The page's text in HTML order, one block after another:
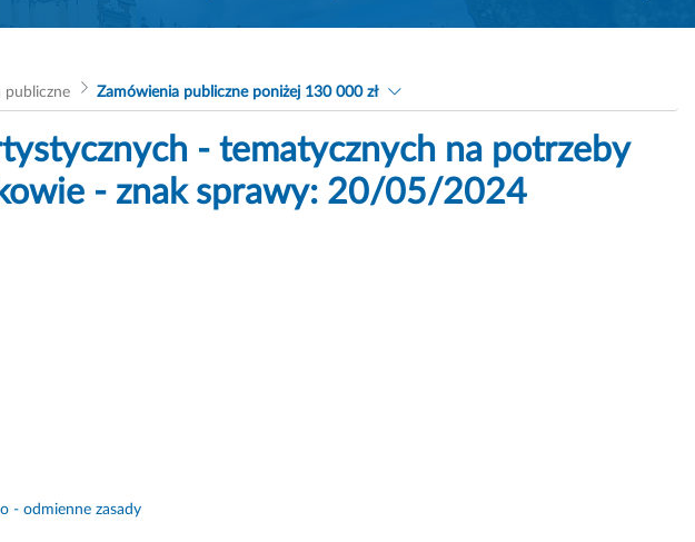
publiczne Zamówienia publiczne poniżej 130 000 zł
- tematycznych na potrzeby
- znak sprawy: 20/05/2024
- odmienne zasady